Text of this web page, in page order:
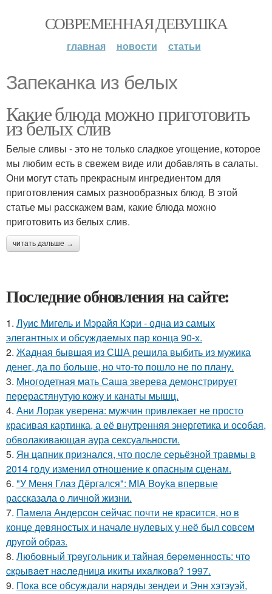
СОВРЕМЕННАЯ ДЕВУШКА
главная новости статьи
Запеканка из белых
Какие блюда можно приготовить
из белых слив
Белые сливы - это не только сладкое угощение, которое
мы любим есть в свежем виде или добавлять в салаты.
Они могут стать прекрасным ингредиентом для
приготовления самых разнообразных блюд. В этой
статье мы расскажем вам, какие блюда можно
приготовить из белых слив.
читать дальше →
Последние обновления на сайте:
1. Луис Мигель и Мэрайя Кэри - одна из самых
элегантных и обсуждаемых пар конца 90-х.
2. Жадная бывшая из США решила выбить из мужика
денег, да по больше, но что-то пошло не по плану.
3. Многодетная мать Саша зверева демонстрирует
перерастянутую кожу и канаты мышц.
4. Ани Лорак уверена: мужчин привлекает не просто
красивая картинка, а её внутренняя энергетика и особая,
обволакивающая аура сексуальности.
5. Ян цапник признался, что после серьёзной травмы в
2014 году изменил отношение к опасным сценам.
6. "У Меня Глаз Дёргался": MIA Boyka впервые
рассказала о личной жизни.
7. Памела Андерсон сейчас почти не красится, но в
конце девяностых и начале нулевых у неё был совсем
другой образ.
8. Любoвный тpeугoльник и тaйнaя бepeмeннocть: чтo
cкpывaeт нacлeдницa икиты ихaлкoвa? 1997.
9. Пока все обсуждали наряды зендеи и Энн хэтэуэй,